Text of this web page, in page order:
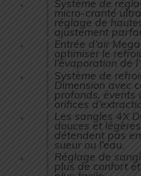
Système de
micro-cranté
réglage de
ajustement
Entrée d’air
optimiser le
l’évaporation de
Système de
Dimension avec
profonds, évents
orifices
Les sangles 4X
douces et
détendent pas
sueur ou l’eau.
Réglage de
plus de confort